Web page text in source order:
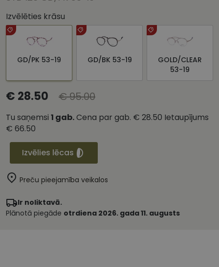
Izvēlēties krāsu
GD/PK 53-19 GD/BK 53-19
GOLD/CLEAR
53-19
€ 28.50 € 95.00
Tu saņemsi 1 gab.Cena par gab. € 28.50 Ietaupījums
€ 66.50
Izvēlies lēcas
Preču pieejamība veikalos
Ir noliktavā.
Plānotā piegāde otrdiena 2026. gada 11. augusts